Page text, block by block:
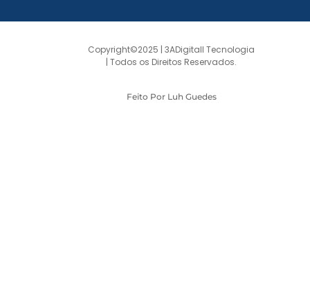
Copyright©2025 | 3ADigitall Tecnologia
| Todos os Direitos Reservados.
Feito Por Luh Guedes